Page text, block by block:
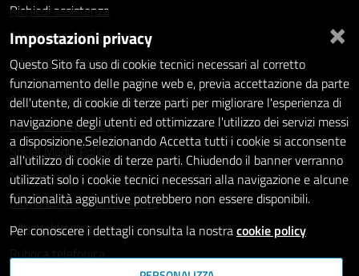
Richiedi assistenza
Statistiche dei Siti web
Intranet - accesso riservato
Amministrazione trasparente
Informativa privacy
Social Media Policy
Note legali
Dichiarazione di accessibilità
Whistleblowing
Rubrica telefonica
×
Impostazioni privacy
Questo Sito fa uso di cookie tecnici necessari al corretto
funzionamento delle pagine web e, previa accettazione da parte
dell'utente, di cookie di terze parti per migliorare l'esperienza di
navigazione degli utenti ed ottimizzare l'utilizzo dei servizi messi
a disposizione.Selezionando Accetta tutti i cookie si acconsente
all'utilizzo di cookie di terze parti. Chiudendo il banner verranno
utilizzati solo i cookie tecnici necessari alla navigazione e alcune
funzionalità aggiuntive potrebbero non essere disponibili.
Per conoscere i dettagli consulta la nostracookie policy